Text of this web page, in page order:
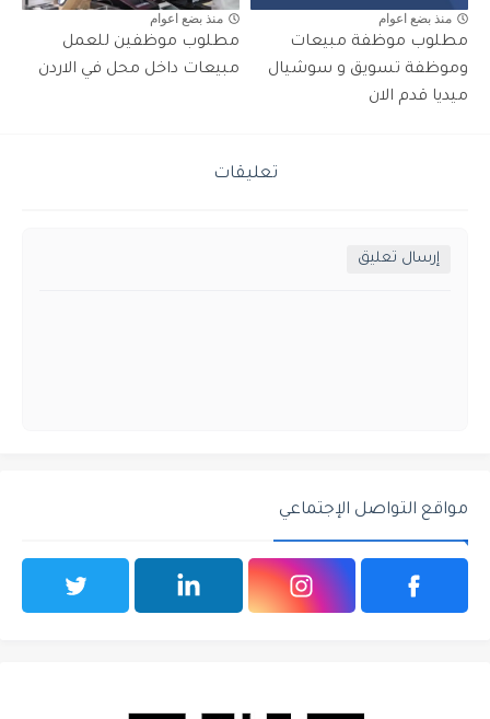
منذ بضع اعوام
مطلوب موظفة مبيعات
وموظفة تسويق و سوشيال
ميديا قدم الان
منذ بضع اعوام
مطلوب موظفين للعمل
مبيعات داخل محل في الاردن
تعليقات
إرسال تعليق
مواقع التواصل الإجتماعي